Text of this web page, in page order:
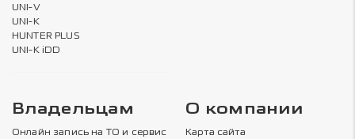
UNI-V
UNI-K
HUNTER PLUS
UNI-K iDD
Владельцам
Онлайн запись на ТО и сервис
О компании
Карта сайта